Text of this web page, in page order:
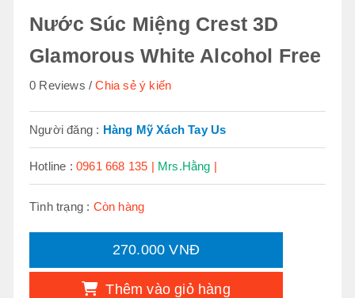
Nước Súc Miệng Crest 3D
Glamorous White Alcohol Free
0 Reviews Chia sẻ ý kiến
Người đăng : Hàng Mỹ Xách Tay Us
Hotline :0961 668 135 | Mrs.Hằng |
Tình trạng : Còn hàng
270.000 VNĐ
Thêm vào giỏ hàng